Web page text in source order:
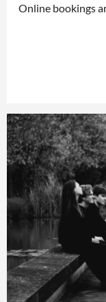
Online bookings